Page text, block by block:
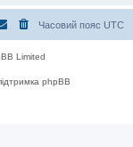
Часовий пояс UTC
Limited
phpBB